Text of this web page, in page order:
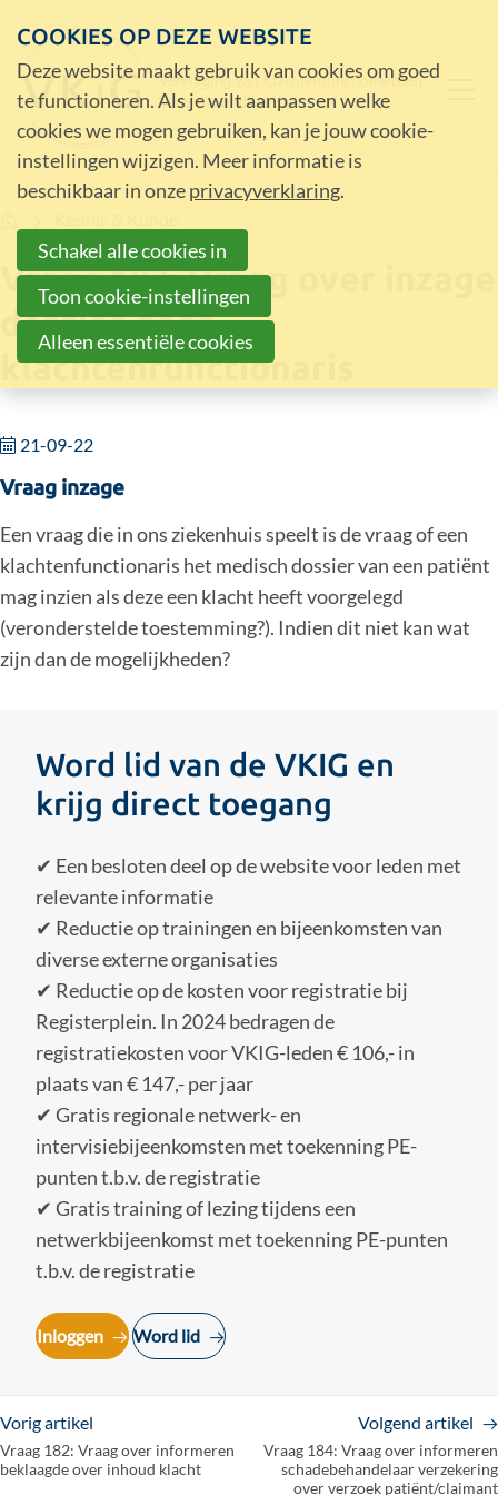
Vraag 183: Vraag over inzage
dossier door
klachtenfunctionaris
21-09-22
Vraag inzage
Een vraag die in ons ziekenhuis speelt is de vraag of een
klachtenfunctionaris het medisch dossier van een patiënt
mag inzien als deze een klacht heeft voorgelegd
(veronderstelde toestemming?). Indien dit niet kan wat
zijn dan de mogelijkheden?
Word lid van de VKIG en
krijg direct toegang
✔ Een besloten deel op de website voor leden met
relevante informatie
✔ Reductie op trainingen en bijeenkomsten van
diverse externe organisaties
✔ Reductie op de kosten voor registratie bij
Registerplein. In 2024 bedragen de
registratiekosten voor VKIG-leden € 106,- in
plaats van € 147,- per jaar
✔ Gratis regionale netwerk- en
intervisiebijeenkomsten met toekenning PE-
punten t.b.v. de registratie
✔ Gratis training of lezing tijdens een
netwerkbijeenkomst met toekenning PE-punten
t.b.v. de registratie
Inloggen Word lid
Vorig artikel
Vraag 182: Vraag over informeren
beklaagde over inhoud klacht
Volgend artikel
Vraag 184: Vraag over informeren
schadebehandelaar verzekering
over verzoek patiënt/claimant
COOKIES OP DEZE WEBSITE
Deze website maakt gebruik van cookies om goed
te functioneren. Als je wilt aanpassen welke
cookies we mogen gebruiken, kan je jouw cookie-
instellingen wijzigen. Meer informatie is
beschikbaar in onzeprivacyverklaring.
Schakel alle cookies in
Toon cookie-instellingen
Alleen essentiële cookies